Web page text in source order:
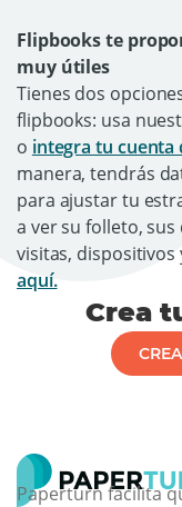
Flipbooks te
muy útiles
Tienes dos
flipbooks: usa
o integra tu cuenta
manera, tendrás
para ajustar tu
a ver su folleto,
visitas, dispositivos
aquí.
Crea
Paperturn facilita